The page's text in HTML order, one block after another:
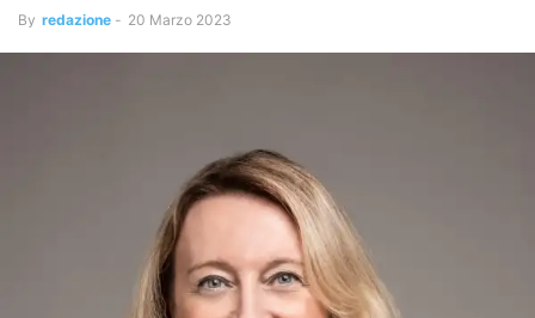
By redazione - 20 Marzo 2023